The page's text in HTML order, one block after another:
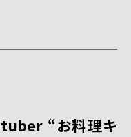
“お料理キ